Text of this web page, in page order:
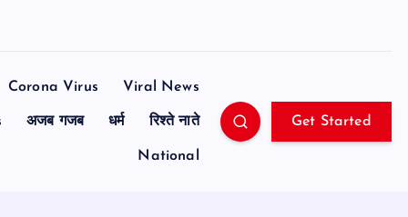
Corona Virus Viral News
अजब गजब धर्म रिश्ते नाते
National
Get Started